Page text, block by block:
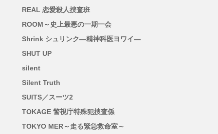
REAL 恋愛殺人捜査班
ROOM～史上最悪の一期一会
Shrink シュリンク―精神科医ヨワイ―
SHUT UP
silent
Silent Truth
SUITS／スーツ2
TOKAGE 警視庁特殊犯捜査係
TOKYO MER～走る緊急救命室～